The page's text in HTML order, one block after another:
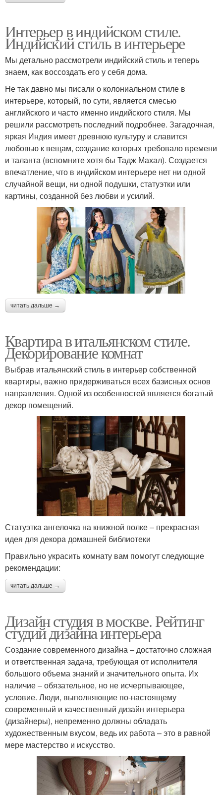
Интерьер в индийском стиле.
Индийский стиль в интерьере
Мы детально рассмотрели индийский стиль и теперь
знаем, как воссоздать его у себя дома.
Не так давно мы писали о колониальном стиле в
интерьере, который, по сути, является смесью
английского и часто именно индийского стиля. Мы
решили рассмотреть последний подробнее. Загадочная,
яркая Индия имеет древнюю культуру и славится
любовью к вещам, создание которых требовало времени
и таланта (вспомните хотя бы Тадж Махал). Создается
впечатление, что в индийском интерьере нет ни одной
случайной вещи, ни одной подушки, статуэтки или
картины, созданной без любви и усилий.
читать дальше →
Квартира в итальянском стиле.
Декорирование комнат
Выбрав итальянский стиль в интерьер собственной
квартиры, важно придерживаться всех базисных основ
направления. Одной из особенностей является богатый
декор помещений.
Статуэтка ангелочка на книжной полке – прекрасная
идея для декора домашней библиотеки
Правильно украсить комнату вам помогут следующие
рекомендации:
читать дальше →
Дизайн студия в москве. Рейтинг
студий дизайна интерьера
Создание современного дизайна – достаточно сложная
и ответственная задача, требующая от исполнителя
большого объема знаний и значительного опыта. Их
наличие – обязательное, но не исчерпывающее,
условие. Люди, выполняющие по-настоящему
современный и качественный дизайн интерьера
(дизайнеры), непременно должны обладать
художественным вкусом, ведь их работа – это в равной
мере мастерство и искусство.